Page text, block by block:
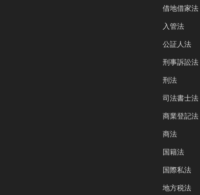
借地借家法
入管法
公証人法
刑事訴訟法
刑法
司法書士法
商業登記法
商法
国籍法
国際私法
地方税法